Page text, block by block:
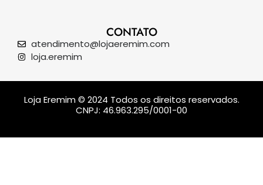
CONTATO
atendimento@lojaeremim.com
loja.eremim
Loja Eremim © 2024 Todos os direitos reservados.
CNPJ: 46.963.295/0001-00